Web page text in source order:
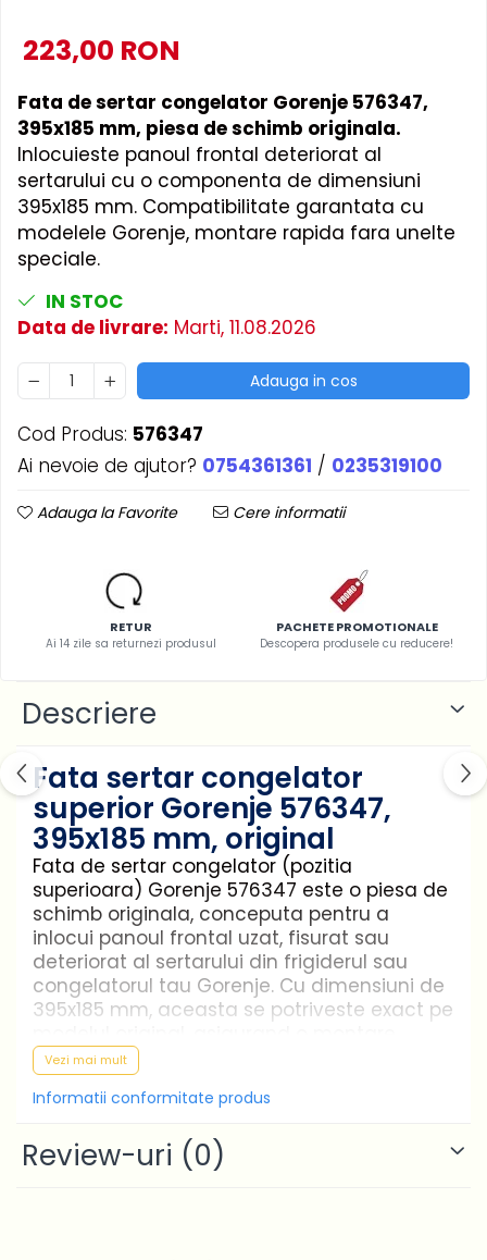
Cosmetice
Vase
Accesorii Piese Masini Spalat
Rufe si Uscatoare
Accesorii Electrocasnice Mici
Filtre Purificatoare Aer
Accesorii Piese Aer Conditionat
Casa si gradina
Home & Deco
Accesorii Audio Hi-Fi
Electrice
Ingrijire personala
Scaune auto copii
GRUPA 0+1 2 3/ 0-36 kg / 0-12 ani
Jucarii si Jocuri
Seturi de constructie
IT&C
Produse curatare IT
Stocare date
Baterii laptop
Cabluri
Retelistica
Sugestii cadou
Resigilate
223,00 RON
Fata de sertar congelator Gorenje 576347,
395x185 mm, piesa de schimb originala.
Inlocuieste panoul frontal deteriorat al
sertarului cu o componenta de dimensiuni
395x185 mm. Compatibilitate garantata cu
modelele Gorenje, montare rapida fara unelte
speciale.
IN STOC
Data de livrare: Marti, 11.08.2026
Adauga in cos
Cod Produs: 576347
Ai nevoie de ajutor? 0754361361 / 0235319100
Adauga la Favorite Cere informatii
RETUR
Ai 14 zile sa returnezi produsul
PACHETE PROMOTIONALE
Descopera produsele cu reducere!
Descriere
Fata sertar congelator
superior Gorenje 576347,
395x185 mm, original
Fata de sertar congelator (pozitia
superioara) Gorenje 576347 este o piesa de
schimb originala, conceputa pentru a
inlocui panoul frontal uzat, fisurat sau
deteriorat al sertarului din frigiderul sau
congelatorul tau Gorenje. Cu dimensiuni de
395x185 mm, aceasta se potriveste exact pe
precisa si un aspect impecabil.
Fiind o componenta originala Gorenje,
aceasta fata de sertar garanteaza
compatibilitate perfecta, calitate a
materialelor si durabilitate indelungata.
Vezi mai mult
Informatii conformitate produs
Review-uri (0)